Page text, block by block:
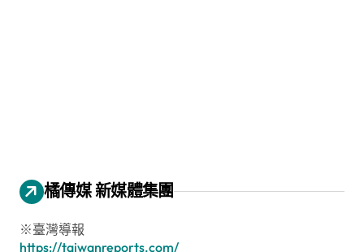
橘傳媒 新媒體集團
※臺灣導報
https://taiwanreports.com/